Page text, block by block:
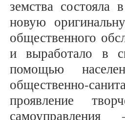
земства
новую
общественного
и выработало в
помощью
общественно-
проявление